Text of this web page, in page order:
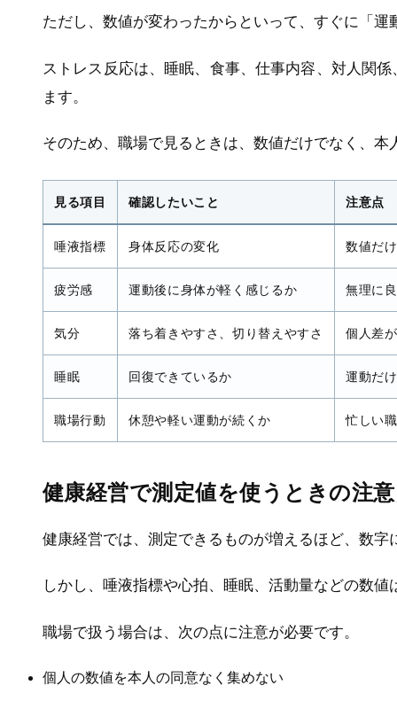
ただし、数値が変わったからといって、すぐに「
ストレス反応は、睡眠、食事、仕事内容、対人関
ます。
そのため、職場で見るときは、数値だけでなく、
見る項目 確認したいこと 注意点
唾液指標 身体反応の変化 数値だ
疲労感 運動後に身体が軽く感じるか 無理に
気分 落ち着きやすさ、切り替えやすさ 個人差
睡眠 回復できているか 運動だ
職場行動 休憩や軽い運動が続くか 忙しい
健康経営で測定値を使うときの注
健康経営では、測定できるものが増えるほど、数字
しかし、唾液指標や心拍、睡眠、活動量などの数
職場で扱う場合は、次の点に注意が必要です。
個人の数値を本人の同意なく集めない